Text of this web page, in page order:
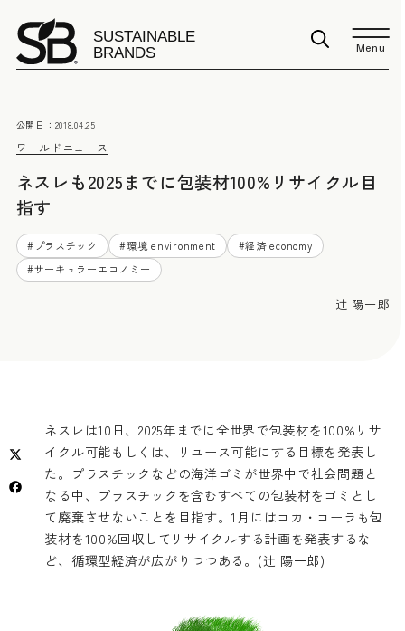
Menu
ワールドニュース
公開日： 2018.04.25
ネスレも2025までに包装材100%リサイクル目
指す
#プラスチック #環境 environment #経済 economy
#サーキュラーエコノミー
辻 陽一郎
ネスレは10日、2025年までに全世界で包装材を100%リサ
イクル可能もしくは、リユース可能にする目標を発表し
た。プラスチックなどの海洋ゴミが世界中で社会問題と
なる中、プラスチックを含むすべての包装材をゴミとし
て廃棄させないことを目指す。1月にはコカ・コーラも包
装材を100%回収してリサイクルする計画を発表するな
ど、循環型経済が広がりつつある。(辻 陽一郎)